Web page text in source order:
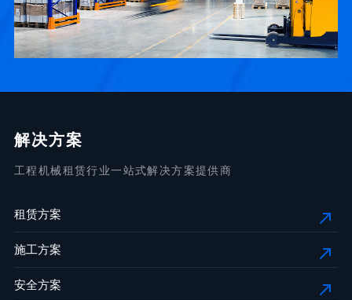
解决方案
工程机械租赁行业一站式解决方案提供商
租赁方案
施工方案
安全方案